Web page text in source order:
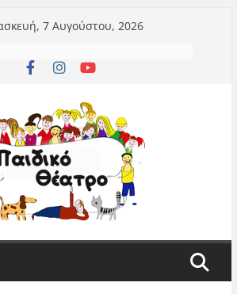
7 Αυγούστου, 2026